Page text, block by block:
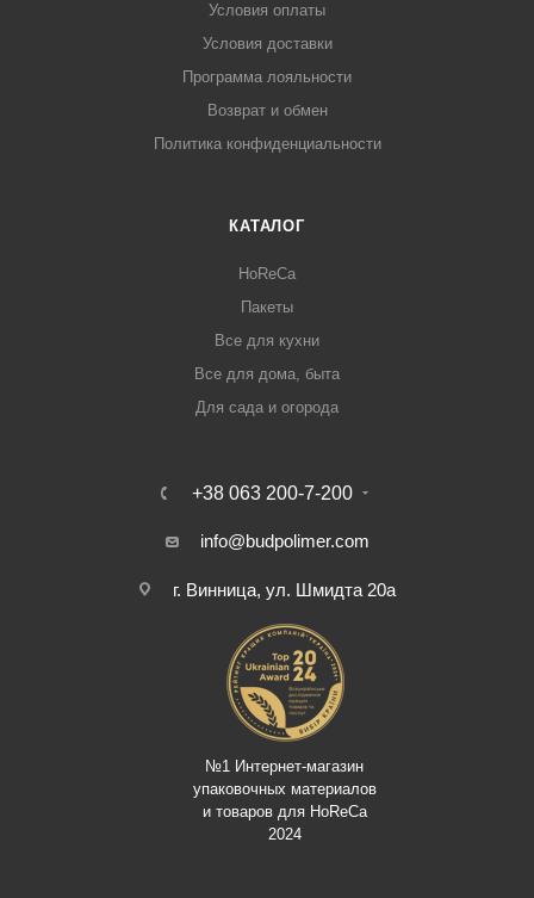
Условия оплаты
Условия доставки
Программа лояльности
Возврат и обмен
Политика конфиденциальности
КАТАЛОГ
HoReCa
Пакеты
Все для кухни
Все для дома, быта
Для сада и огорода
+38 063 200-7-200
info@budpolimer.com
г. Винница, ул. Шмидта 20а
№1 Интернет-магазин
упаковочных материалов
и товаров для HoReCa
2024